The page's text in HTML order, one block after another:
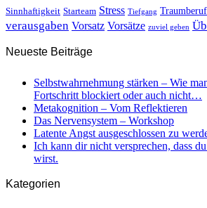
Sinnhaftigkeit Starteam Stress Tiefgang Traumberuf
verausgaben Vorsatz Vorsätze zuviel geben
Neueste Beiträge
Selbstwahrnehmung stärken – Wie
Fortschritt blockiert oder auch nicht…
Metakognition – Vom Reflektieren
Das Nervensystem – Workshop
Latente Angst ausgeschlossen zu
Ich kann dir nicht versprechen, dass
wirst.
Kategorien